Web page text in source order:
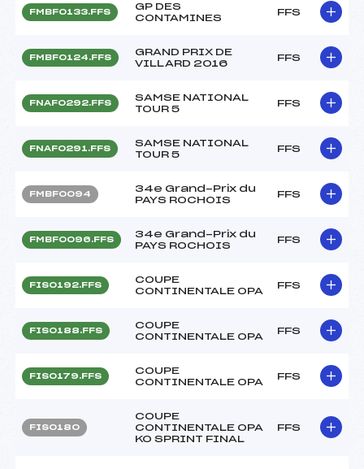
FMBF0133.FFS
GP DES
CONTAMINES
FFS
FMBF0124.FFS
GRAND PRIX DE
VILLARD 2016
FFS
FNAF0292.FFS
SAMSE NATIONAL
TOUR 5
FFS
FNAF0291.FFS
SAMSE NATIONAL
TOUR 5
FFS
FMBF0094
34e Grand-Prix du
PAYS ROCHOIS
FFS
FMBF0096.FFS
34e Grand-Prix du
PAYS ROCHOIS
FFS
FIS0192.FFS
COUPE
CONTINENTALE OPA
FFS
FIS0188.FFS
COUPE
CONTINENTALE OPA
FFS
FIS0179.FFS
COUPE
CONTINENTALE OPA
FFS
FIS0180
COUPE
CONTINENTALE OPA
KO SPRINT FINAL
FFS